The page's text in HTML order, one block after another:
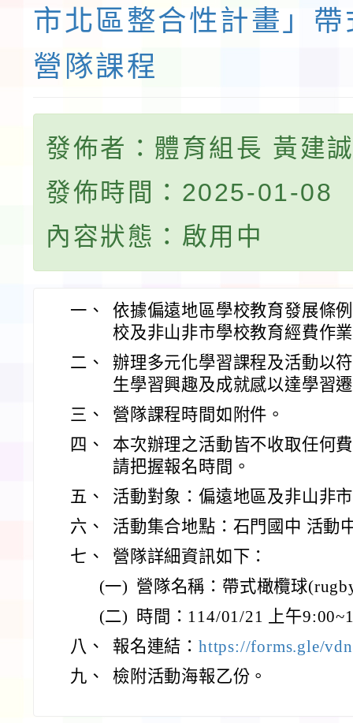
市北區整合性計畫」
營隊課程
發佈者：體育組長 黃建
發佈時間：2025-01-08
內容狀態：啟用中
一、
依據偏遠地區學校教育發展條
校及非山非市學校教育經費作
二、
辦理多元化學習課程及活動以
生學習興趣及成就感以達學習
三、
營隊課程時間如附件。
四、
本次辦理之活動皆不收取任何
請把握報名時間。
五、
活動對象：偏遠地區及非山非
六、
活動集合地點：石門國中 活動
七、
營隊詳細資訊如下：
(一) 營隊名稱：帶式橄欖球
(二)
時間：114/01/21 上午
八、
報名連結： https://forms.gle/
九、
檢附活動海報乙份。